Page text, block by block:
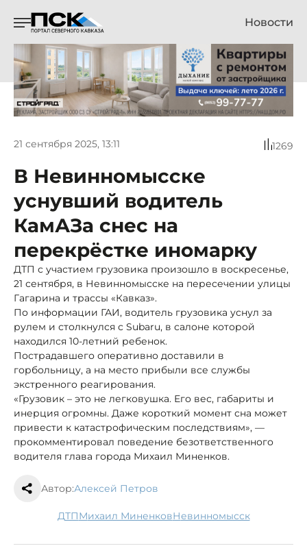
Новости
21 сентября 2025, 13:11 1269
В Невинномысске
уснувший водитель
КамАЗа снес на
перекрёстке иномарку
ДТП с участием грузовика произошло в воскресенье,
21 сентября, в Невинномысске на пересечении улицы
Гагарина и трассы «Кавказ».
По информации ГАИ, водитель грузовика уснул за
рулем и столкнулся с Subaru, в салоне которой
находился 10-летний ребенок.
Пострадавшего оперативно доставили в
горбольницу, а на место прибыли все службы
экстренного реагирования.
«Грузовик – это не легковушка. Его вес, габариты и
инерция огромны. Даже короткий момент сна может
привести к катастрофическим последствиям», —
прокомментировал поведение безответственного
водителя глава города Михаил Миненков.
Автор:Алексей Петров
ДТП Михаил Миненков Невинномысск